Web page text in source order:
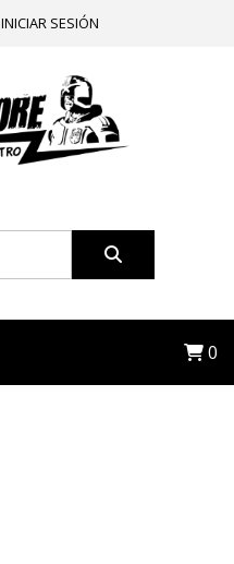
INICIAR SESIÓN
0